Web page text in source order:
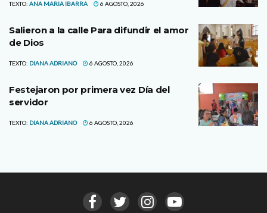
TEXTO: ANA MARIA IBARRA 6 AGOSTO, 2026
Salieron a la calle Para difundir el amor
de Dios
TEXTO: DIANA ADRIANO 6 AGOSTO, 2026
Festejaron por primera vez Día del
servidor
TEXTO: DIANA ADRIANO 6 AGOSTO, 2026